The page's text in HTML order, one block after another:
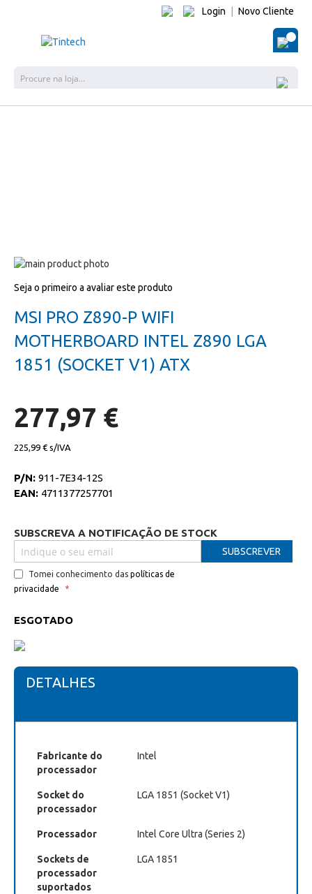
Login Novo Cliente
O
Salte
o
da
galeria
de
imagens
para
início
da
galeria
de
Seja o primeiro a avaliar este produto
MSI PRO Z890-P WIFI
MOTHERBOARD INTEL Z890 LGA
1851 (SOCKET V1) ATX
277,97 €
225,99 €
P/N: 911-7E34-12S
EAN: 4711377257701
SUBSCREVA A NOTIFICAÇÃO DE STOCK
Tomei conhecimento das políticas de
privacidade
SUBSCREVER
ESGOTADO
DETALHES
Fabricante do
processador
Intel
Socket do
processador
LGA 1851 (Socket V1)
Processador Intel Core Ultra (Series 2)
Sockets de
processador
suportados
LGA 1851